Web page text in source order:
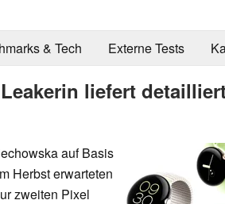
& Tech Externe Tests
liefert
auf Basis
Herbst erwarteten
zweiten Pixel